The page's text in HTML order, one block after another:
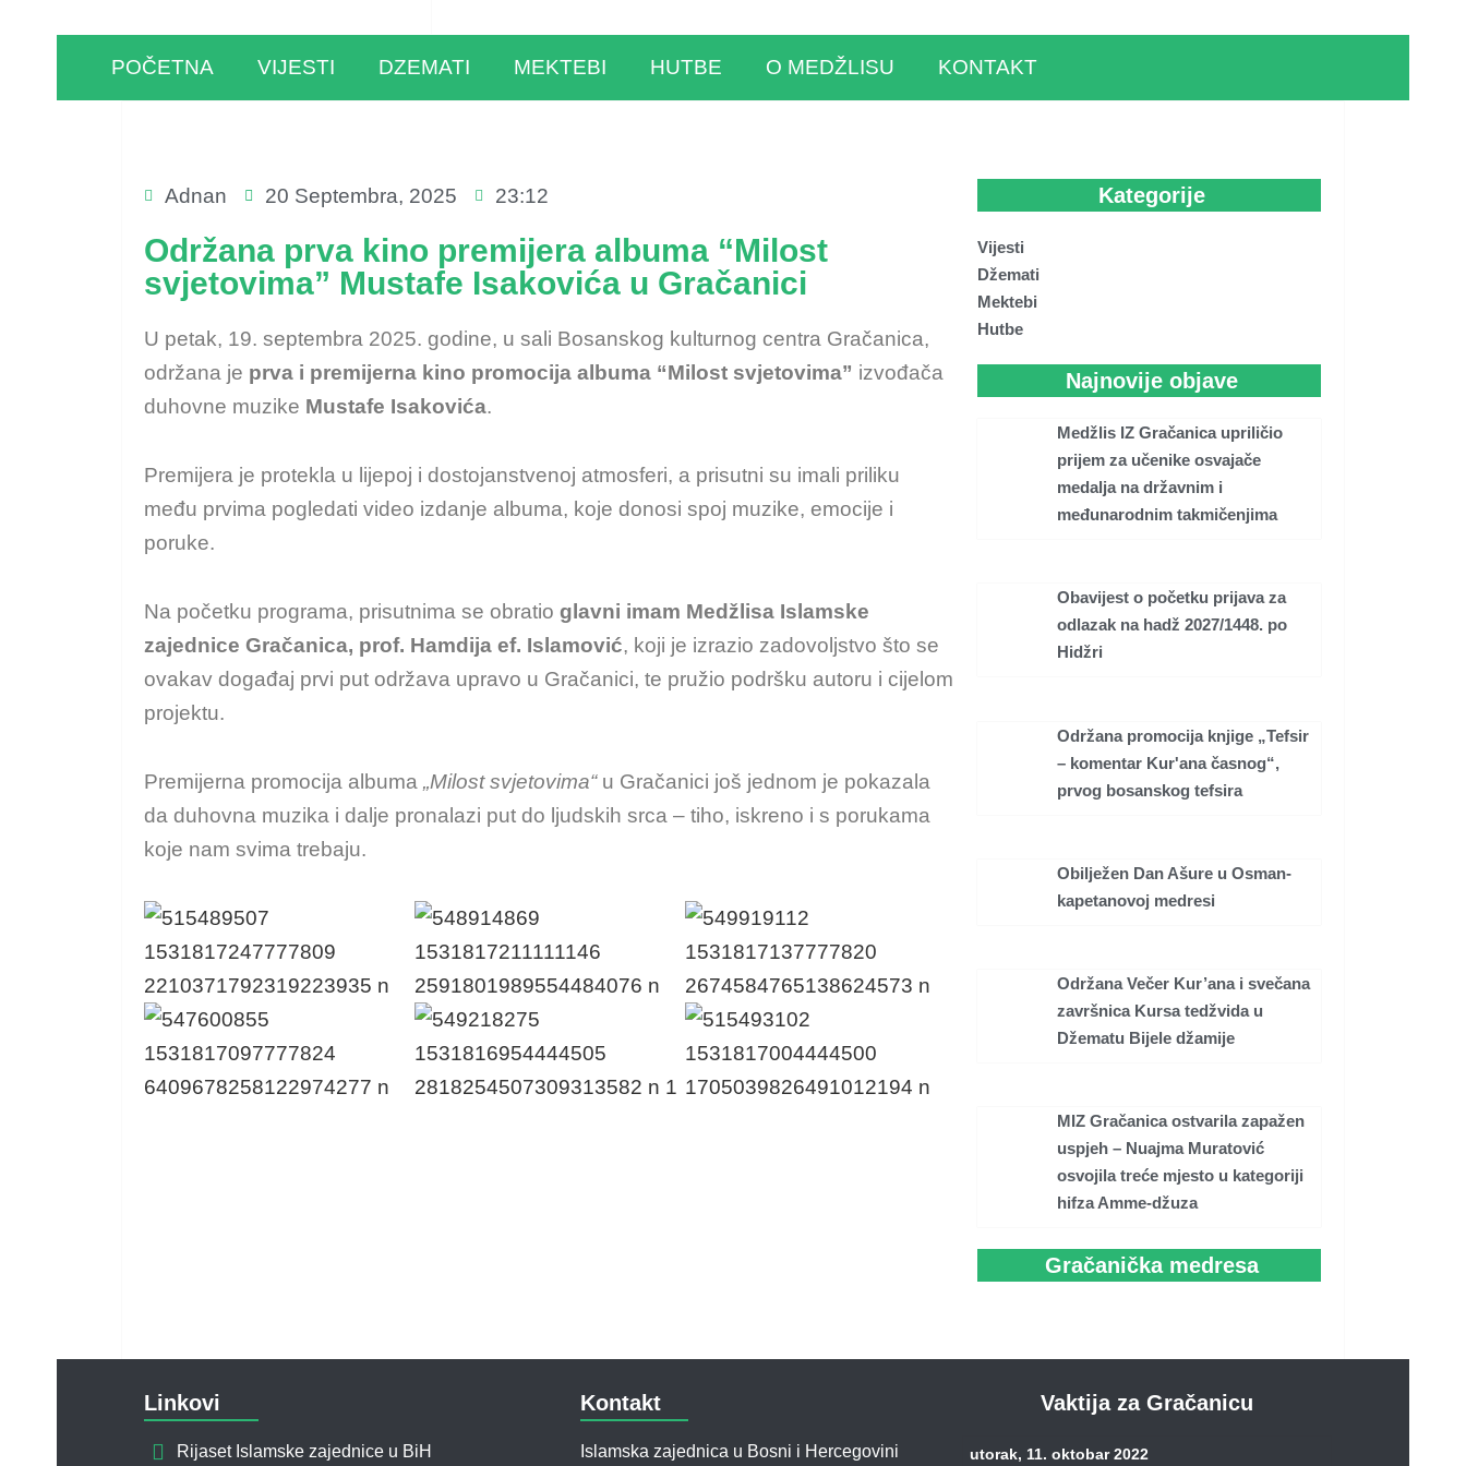
POČETNA VIJESTI DZEMATI MEKTEBI HUTBE O MEDŽLISU KONTAKT
Adnan 20 Septembra, 2025 23:12
Održana prva kino premijera albuma “Milost
svjetovima” Mustafe Isakovića u Gračanici
U petak, 19. septembra 2025. godine, u sali Bosanskog kulturnog centra Gračanica,
održana je prva i premijerna kino promocija albuma “Milost svjetovima” izvođača
duhovne muzike Mustafe Isakovića.
Premijera je protekla u lijepoj i dostojanstvenoj atmosferi, a prisutni su imali priliku
među prvima pogledati video izdanje albuma, koje donosi spoj muzike, emocije i
poruke.
Na početku programa, prisutnima se obratio glavni imam Medžlisa Islamske
zajednice Gračanica, prof. Hamdija ef. Islamović, koji je izrazio zadovoljstvo što se
ovakav događaj prvi put održava upravo u Gračanici, te pružio podršku autoru i cijelom
projektu.
Premijerna promocija albuma „Milost svjetovima“ u Gračanici još jednom je pokazala
da duhovna muzika i dalje pronalazi put do ljudskih srca – tiho, iskreno i s porukama
koje nam svima trebaju.
Kategorije
Vijesti
Džemati
Mektebi
Hutbe
Najnovije objave
Medžlis IZ Gračanica upriličio
prijem za učenike osvajače
medalja na državnim i
međunarodnim takmičenjima
Obavijest o početku prijava za
odlazak na hadž 2027/1448. po
Hidžri
Održana promocija knjige „Tefsir
– komentar Kur'ana časnog“,
prvog bosanskog tefsira
Obilježen Dan Ašure u Osman-
kapetanovoj medresi
Održana Večer Kur’ana i svečana
završnica Kursa tedžvida u
Džematu Bijele džamije
MIZ Gračanica ostvarila zapažen
uspjeh – Nuajma Muratović
osvojila treće mjesto u kategoriji
hifza Amme-džuza
Gračanička medresa
Linkovi
Rijaset Islamske zajednice u BiH
Kontakt
Islamska zajednica u Bosni i Hercegovini
Vaktija za Gračanicu
utorak, 11. oktobar 2022